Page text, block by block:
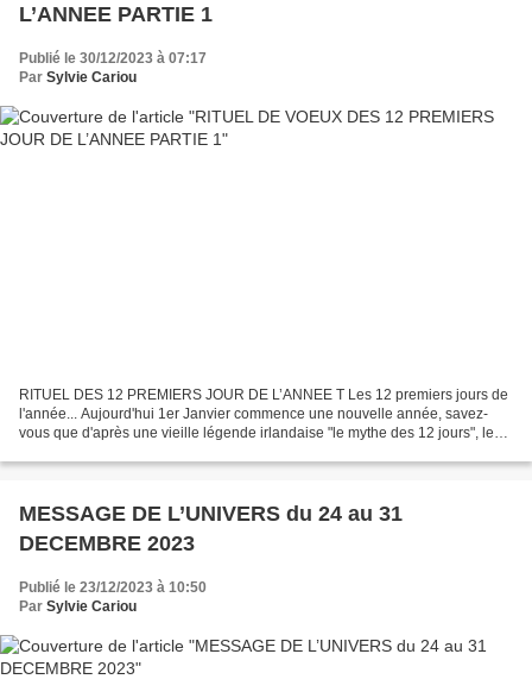
L’ANNEE PARTIE 1
Publié le 30/12/2023 à 07:17
Par Sylvie Cariou
RITUEL DES 12 PREMIERS JOUR DE L’ANNEE T Les 12 premiers jours de
l'année... Aujourd'hui 1er Janvier commence une nouvelle année, savez-
vous que d'après une vieille légende irlandaise "le mythe des 12 jours", les
MESSAGE DE L’UNIVERS du 24 au 31
DECEMBRE 2023
Publié le 23/12/2023 à 10:50
Par Sylvie Cariou